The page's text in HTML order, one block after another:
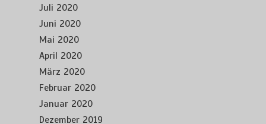
Juli 2020
Juni 2020
Mai 2020
April 2020
März 2020
Februar 2020
Januar 2020
Dezember 2019